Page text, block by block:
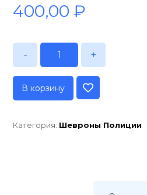
400,00₽
- +
В корзину
Категория: Шевроны Полиции